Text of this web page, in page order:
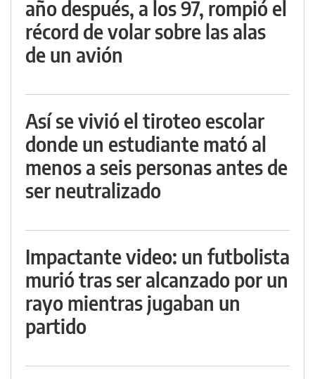
año después, a los 97, rompió el
récord de volar sobre las alas
de un avión
Así se vivió el tiroteo escolar
donde un estudiante mató al
menos a seis personas antes de
ser neutralizado
Impactante video: un futbolista
murió tras ser alcanzado por un
rayo mientras jugaban un
partido